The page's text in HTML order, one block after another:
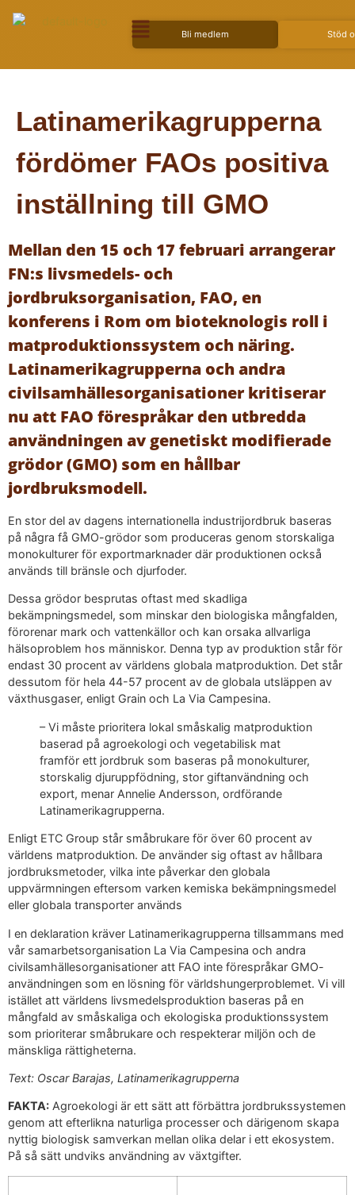
Bli medlem Stöd
Latinamerikagrupperna
fördömer FAOs positiva
inställning till GMO
Mellan den 15 och 17 februari arrangerar
FN:s livsmedels- och
jordbruksorganisation, FAO, en
konferens i Rom om bioteknologis roll i
matproduktionssystem och näring.
Latinamerikagrupperna och andra
civilsamhällesorganisationer kritiserar
nu att FAO förespråkar den utbredda
användningen av genetiskt modifierade
grödor (GMO) som en hållbar
jordbruksmodell.
En stor del av dagens internationella industrijordbruk baseras
på några få GMO-grödor som produceras genom storskaliga
monokulturer för exportmarknader där produktionen också
används till bränsle och djurfoder.
Dessa grödor besprutas oftast med skadliga
bekämpningsmedel, som minskar den biologiska mångfalden,
förorenar mark och vattenkällor och kan orsaka allvarliga
hälsoproblem hos människor. Denna typ av produktion står för
endast 30 procent av världens globala matproduktion. Det står
dessutom för hela 44-57 procent av de globala utsläppen av
växthusgaser, enligt Grain och La Via Campesina.
– Vi måste prioritera lokal småskalig matproduktion
baserad på agroekologi och vegetabilisk mat
framför ett jordbruk som baseras på monokulturer,
storskalig djuruppfödning, stor giftanvändning och
export, menar Annelie Andersson, ordförande
Latinamerikagrupperna.
Enligt ETC Group står småbrukare för över 60 procent av
världens matproduktion. De använder sig oftast av hållbara
jordbruksmetoder, vilka inte påverkar den globala
uppvärmningen eftersom varken kemiska bekämpningsmedel
eller globala transporter används
I en deklaration kräver Latinamerikagrupperna tillsammans med
vår samarbetsorganisation La Via Campesina och andra
civilsamhällesorganisationer att FAO inte förespråkar GMO-
användningen som en lösning för världshungerproblemet. Vi vill
istället att världens livsmedelsproduktion baseras på en
mångfald av småskaliga och ekologiska produktionssystem
som prioriterar småbrukare och respekterar miljön och de
mänskliga rättigheterna.
Text: Oscar Barajas, Latinamerikagrupperna
FAKTA: Agroekologi är ett sätt att förbättra jordbrukssystemen
genom att efterlikna naturliga processer och därigenom skapa
nyttig biologisk samverkan mellan olika delar i ett ekosystem.
På så sätt undviks användning av växtgifter.